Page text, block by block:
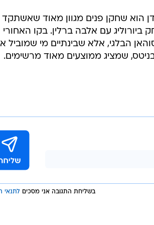
ורוצה לרשום עונה טובה ביורוקאפ
הוא שחקן פנים מגוון מאוד שאשתקד
ביורוליג עם אלבה ברלין. בקו האחורי
הבלגי, אלא שבינתיים מי שמוביל